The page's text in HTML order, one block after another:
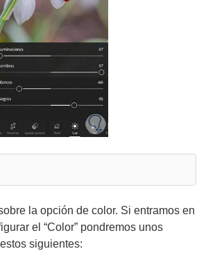
la opción de color. Si entramos en
el “Color” pondremos unos
siguientes: